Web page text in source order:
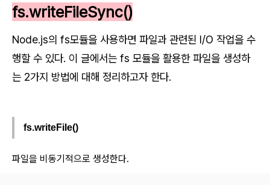
fs.writeFileSync()
Node.js의 fs모듈을 사용하면 파일과 관련된 I/O 작업을 수
행할 수 있다. 이 글에서는 fs 모듈을 활용한 파일을 생성하
는 2가지 방법에 대해 정리하고자 한다.
fs.writeFile()
파일을 비동기적으로 생성한다.